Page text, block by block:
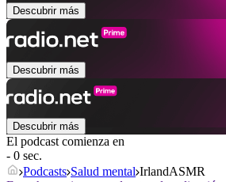
Descubrir más
Descubrir más
Descubrir más
El podcast comienza en
- 0 sec.
Podcasts Salud mental IrlandASMR